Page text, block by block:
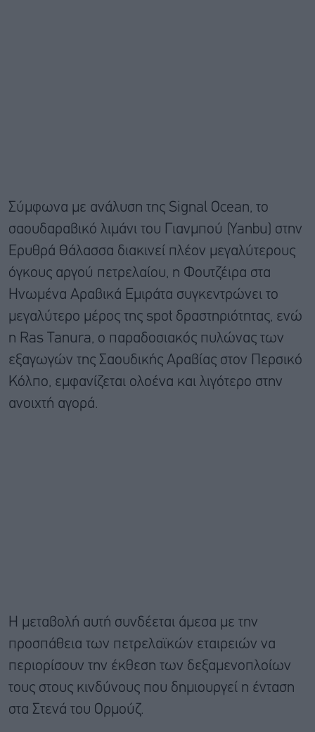
Σύμφωνα με ανάλυση της Signal Ocean, το
σαουδαραβικό λιμάνι του Γιανμπού (Yanbu) στην
Ερυθρά Θάλασσα διακινεί πλέον μεγαλύτερους
όγκους αργού πετρελαίου, η Φουτζέιρα στα
Ηνωμένα Αραβικά Εμιράτα συγκεντρώνει το
μεγαλύτερο μέρος της spot δραστηριότητας, ενώ
η Ras Tanura, ο παραδοσιακός πυλώνας των
εξαγωγών της Σαουδικής Αραβίας στον Περσικό
Κόλπο, εμφανίζεται ολοένα και λιγότερο στην
ανοιχτή αγορά.
Η μεταβολή αυτή συνδέεται άμεσα με την
προσπάθεια των πετρελαϊκών εταιρειών να
περιορίσουν την έκθεση των δεξαμενοπλοίων
τους στους κινδύνους που δημιουργεί η ένταση
στα Στενά του Ορμούζ.